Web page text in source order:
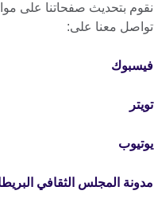
نقوم بتحديث صفحاتنا على
تواصل معنا على:
فيسبوك
تويتر
يوتيوب
مدونة المجلس الثقافي